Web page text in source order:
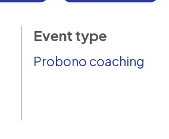
Event type
Probono coaching